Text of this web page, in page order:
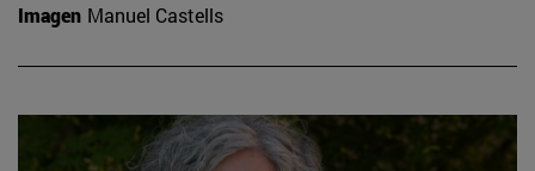
Imagen Manuel Castells